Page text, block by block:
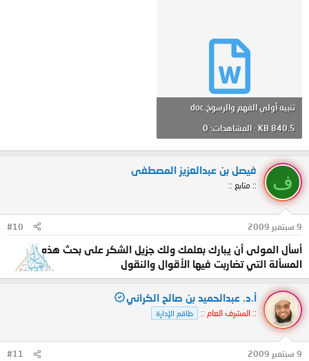
تنبيه أولي الفهم والرسوخ.doc
840.5 KB · المشاهدات: 0
ف
فيصل بن عبدالعزيز المصطفى
:: متابع ::
9 سبتمبر 2009 #10
أسأل المولى أن يبارك بعلمك ولك جزيل الشكر على بحث هذه
المسألة التي تضاربت فيها الأقوال والنقول
أ.د. عبدالحميد بن صالح الكراني
:: المشرف العام :: طاقم الإدارة
9 سبتمبر 2009 #11